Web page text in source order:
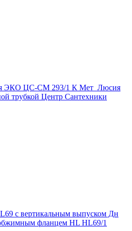
ЭКО ЦС-СМ 293/1 К Мет_Люсия
трубкой Центр Сантехники
с вертикальным выпуском Дн
фланцем HL HL69/1